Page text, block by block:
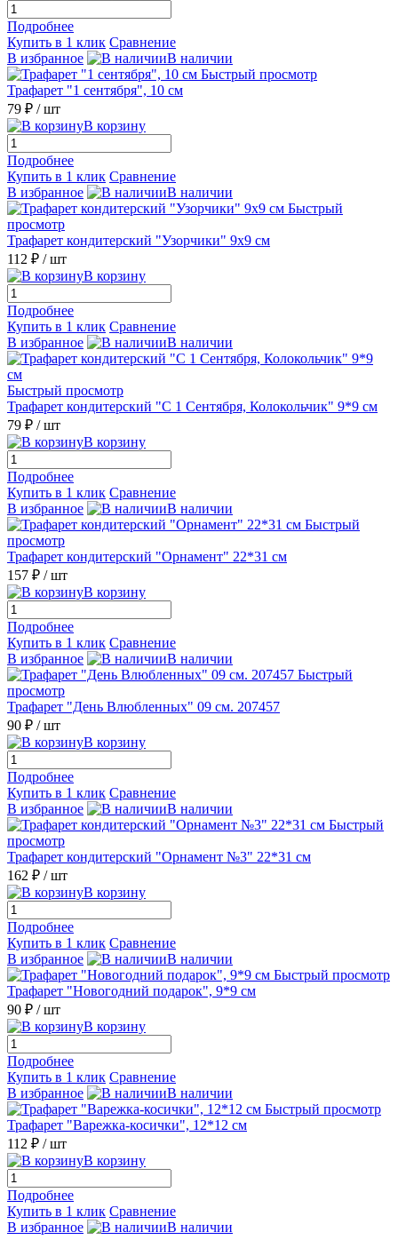
Подробнее
Купить в 1 клик Сравнение
В избранное
В наличии
Быстрый просмотр
Трафарет "1 сентября", 10 см
79 ₽ / шт
В корзину
Подробнее
Купить в 1 клик Сравнение
В избранное
В наличии
Быстрый
просмотр
Трафарет кондитерский "Узорчики" 9х9 см
112 ₽ / шт
В корзину
Подробнее
Купить в 1 клик Сравнение
В избранное
В наличии
Быстрый просмотр
Трафарет кондитерский "С 1 Сентября, Колокольчик" 9*9 см
79 ₽ / шт
В корзину
Подробнее
Купить в 1 клик Сравнение
В избранное
В наличии
Быстрый
просмотр
Трафарет кондитерский "Орнамент" 22*31 см
157 ₽ / шт
В корзину
Подробнее
Купить в 1 клик Сравнение
В избранное
В наличии
Быстрый
просмотр
Трафарет "День Влюбленных" 09 см. 207457
90 ₽ / шт
В корзину
Подробнее
Купить в 1 клик Сравнение
В избранное
В наличии
Быстрый
просмотр
Трафарет кондитерский "Орнамент №3" 22*31 см
162 ₽ / шт
В корзину
Подробнее
Купить в 1 клик Сравнение
В избранное
В наличии
Быстрый просмотр
Трафарет "Новогодний подарок", 9*9 см
90 ₽ / шт
В корзину
Подробнее
Купить в 1 клик Сравнение
В избранное
В наличии
Быстрый просмотр
Трафарет "Варежка-косички", 12*12 см
112 ₽ / шт
В корзину
Подробнее
Купить в 1 клик Сравнение
В избранное
В наличии